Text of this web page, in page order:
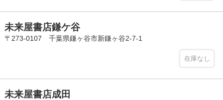
未来屋書店鎌ケ谷
〒273-0107 千葉県鎌ヶ谷市新鎌ヶ谷2-7-1
在庫なし
未来屋書店成田